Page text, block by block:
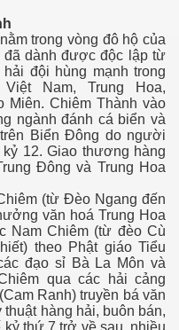
trong vòng đô hộ của
dành được độc lập từ
đội hùng mạnh trong
Nam, Trung Hoa,
Miên. Chiêm Thành vào
ngành đánh cá biển và
Biển Đông do người
12. Giao thương hàng
Đông và Trung Hoa
(từ Đèo Ngang đến
văn hoá Trung Hoa
Nam Chiêm (từ đèo Cù
theo Phật giáo Tiểu
đạo sỉ Bà La Môn và
qua các hải cảng
Ranh) truyền bá văn
hàng hải, buôn bán,
thứ 7 trở về sau, nhiều